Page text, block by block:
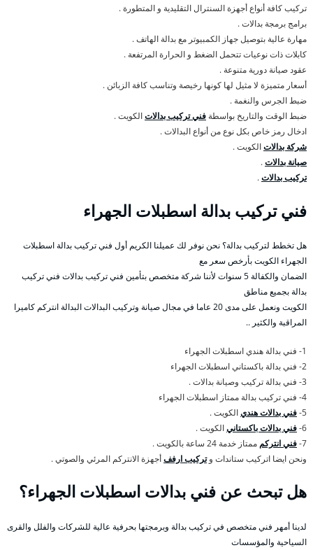
تركيب كافة أنواع أجهزة السنترال التقليدية و المتطورة .
برامج برمجة بدالات .
مهارة عالية بتوصيل جهاز الكمبيوتر مع بدالة الهاتف .
كابلات ذات نوعيات تتحمل الضغط و الحرارة المرتفعة .
عقود صيانة دورية متنوعة .
أسعار متميزة لا مثيل لها كونها رخيصة وتناسب كافة الزبائن .
ضبط الجرس والنغمة .
ضبط الوقت والتاريخ بواسطة فني تركيب بدالاتالكويت .
ادخال رمز خاص بكل نوع من أنواع البدالات .
شركة بدالاتالكويت .
صيانة بدالات.
تركيب بدالات.
فني تركيب بدالة اسطبلات الجهراء
هل تخطط لتركيب بدالة؟ نحن نوفر لك عميلنا الكريم أول فني تركيب بدالة اسطبلات
الجهراء الكويت بأرخص سعر مع
الضمان والكفالة 5 سنوات لأننا شركة متخصص بتأمين فني تركيب بدالات فني تركيب
بدالة بجميع مناطق
الكويت ونعمل على مدى 20 عاما في مجال صيانة وتركيب البدالات البدالة انتركم كاميرا
المراقبة والكثير ..
1- فني بدالة هندي اسطبلات الجهراء
2- فني بدالة باكستاني اسطبلات الجهراء
3- فني بدالة تركيب وصيانة بدالات .
4- فني تركيب بدالة ممتاز اسطبلات الجهراء
5- فني بدالات هنديالكويت .
6- فني بدالات باكستانيالكويت .
7- فني انتركم ممتاز خدمة 24 ساعة بالكويت .
ونحن ايضا اتركيب ستاندات وتركيب ارففأجهزة الانتركم المرئي والصوتي .
هل تبحث عن فني بدالات اسطبلات الجهراء؟
لدينا أمهر فني متخصص في تركيب بدالة وبرمجتها بحرفية عالية للشركات والفلل والقرى
السياحية والمؤسسات